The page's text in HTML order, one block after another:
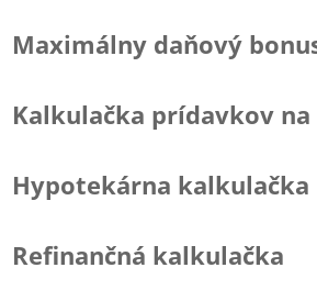
Maximálny daňový
Kalkulačka prídavkov
Hypotekárna kalkulačka
Refinančná kalkulačka